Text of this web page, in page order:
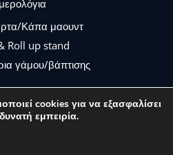
Κάπα μαουντ
Roll up stand
γάμου/βάπτισης
cookies για να εξασφαλίσει
εμπειρία.